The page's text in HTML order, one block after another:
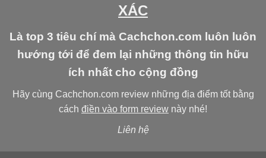
XÁC
Là top 3 tiêu chí mà Cachchon.com luôn luôn
hướng tới để đem lại những thông tin hữu
ích nhất cho cộng đồng
Hãy cùng Cachchon.com review những địa điểm tốt bằng
cách điền vào form review này nhé!
Liên hệ